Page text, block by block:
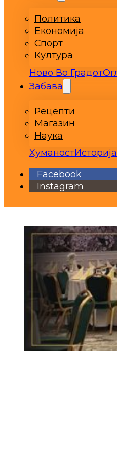
Политика
Економија
Спорт
Култура
Ново Во Градот
Забава
Рецепти
Магазин
Наука
ХуманостИсторија
Facebook
Instagram